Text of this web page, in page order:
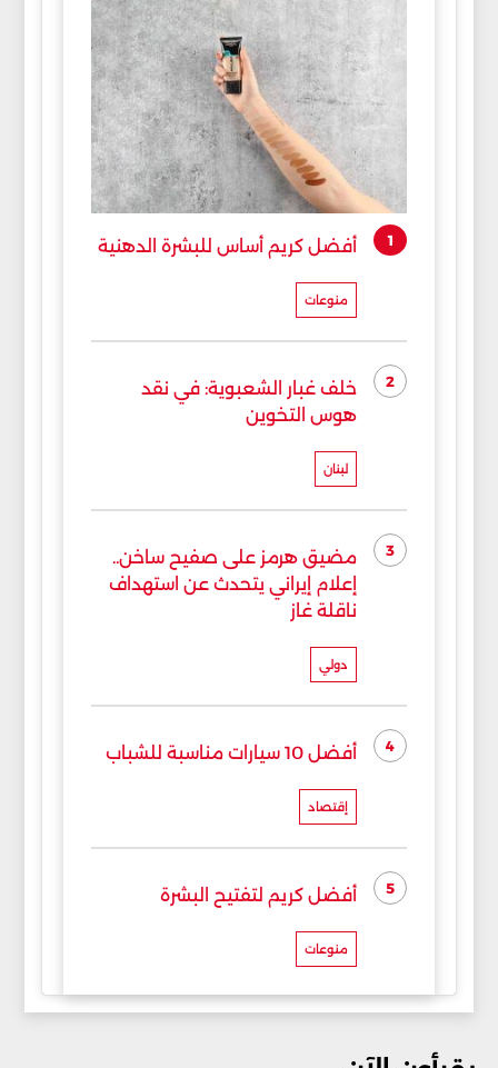
1 أفضل كريم أساس للبشرة الدهنية
منوعات
2
خلف غبار الشعبوية: في نقد
هوس التخوين
لبنان
3
مضيق هرمز على صفيح ساخن..
إعلام إيراني يتحدث عن استهداف
ناقلة غاز
دولي
4 أفضل 10 سيارات مناسبة للشباب
إقتصاد
5 أفضل كريم لتفتيح البشرة
منوعات